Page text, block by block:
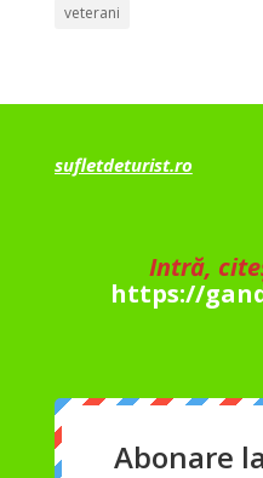
veterani
sufletdeturist.ro
Intră,
https://
Abonare